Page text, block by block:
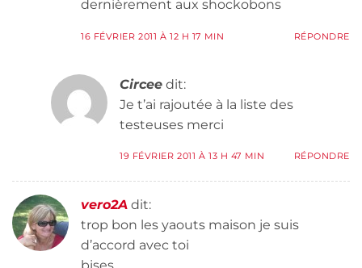
dernièrement aux shockobons
16 FÉVRIER 2011 À 12 H 17 MIN RÉPONDRE
Circee dit:
Je t’ai rajoutée à la liste des
testeuses merci
19 FÉVRIER 2011 À 13 H 47 MIN RÉPONDRE
vero2A dit:
trop bon les yaouts maison je suis
d’accord avec toi